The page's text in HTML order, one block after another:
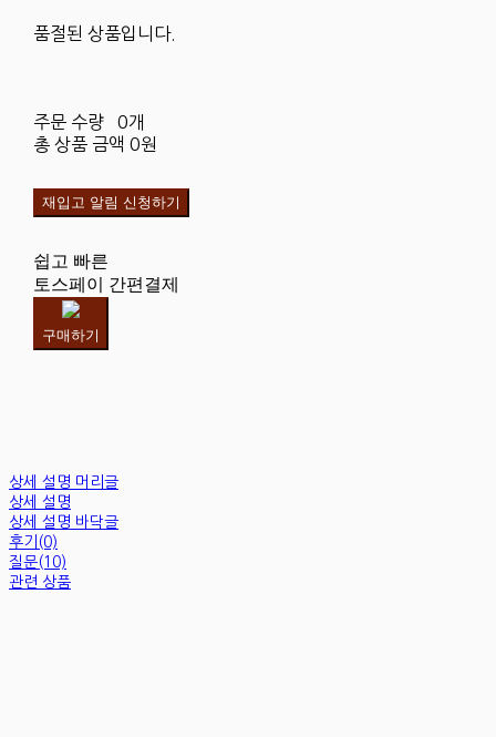
품절된 상품입니다.
주문 수량
0개
총 상품 금액 0원
재입고 알림 신청하기
쉽고 빠른
토스페이 간편결제
구매하기
상세 설명 머리글
상세 설명
상세 설명 바닥글
후기(0)
질문(10)
관련 상품